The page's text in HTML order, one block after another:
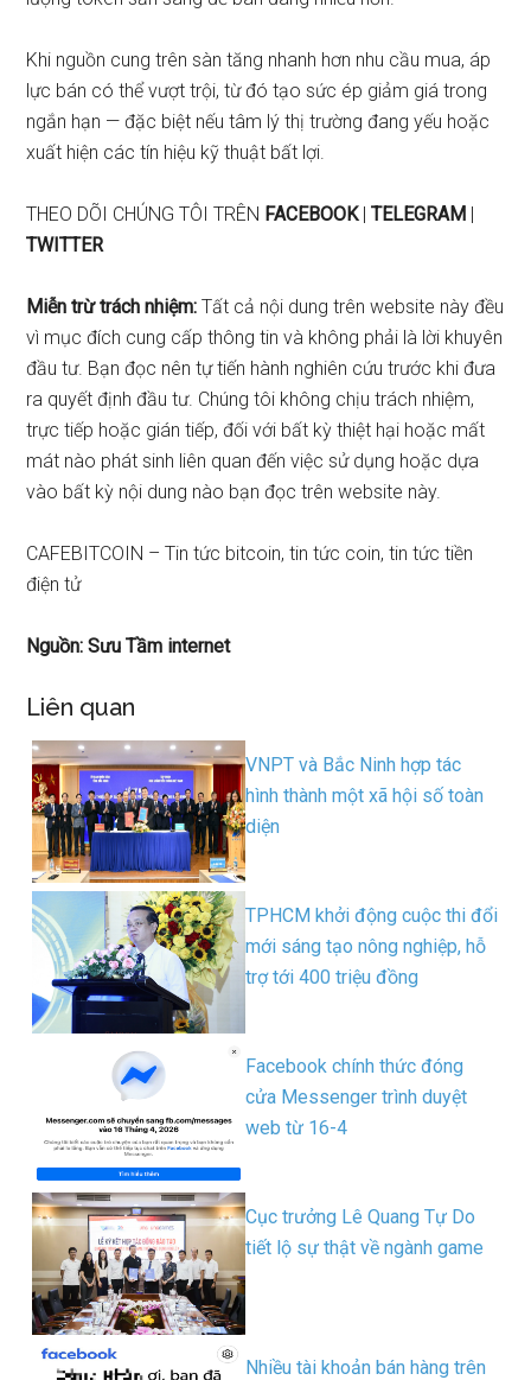
Khi nguồn cung trên sàn tăng nhanh hơn nhu cầu mua, áp
lực bán có thể vượt trội, từ đó tạo sức ép giảm giá trong
ngắn hạn — đặc biệt nếu tâm lý thị trường đang yếu hoặc
xuất hiện các tín hiệu kỹ thuật bất lợi.
THEO DÕI CHÚNG TÔI TRÊN FACEBOOK|TELEGRAM |
TWITTER
Miễn trừ trách nhiệm: Tất cả nội dung trên website này đều
vì mục đích cung cấp thông tin và không phải là lời khuyên
đầu tư. Bạn đọc nên tự tiến hành nghiên cứu trước khi đưa
ra quyết định đầu tư. Chúng tôi không chịu trách nhiệm,
trực tiếp hoặc gián tiếp, đối với bất kỳ thiệt hại hoặc mất
mát nào phát sinh liên quan đến việc sử dụng hoặc dựa
vào bất kỳ nội dung nào bạn đọc trên website này.
CAFEBITCOIN – Tin tức bitcoin, tin tức coin, tin tức tiền
điện tử
Nguồn: Sưu Tầm internet
Liên quan
VNPT và Bắc Ninh hợp tác
hình thành một xã hội số toàn
diện
TPHCM khởi động cuộc thi đổi
mới sáng tạo nông nghiệp, hỗ
trợ tới 400 triệu đồng
Facebook chính thức đóng
cửa Messenger trình duyệt
web từ 16-4
Cục trưởng Lê Quang Tự Do
tiết lộ sự thật về ngành game
Nhiều tài khoản bán hàng trên